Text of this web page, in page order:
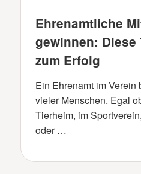
Ehrenamtliche
gewinnen:
zum Erfolg
Ein Ehrenamt im Verein
vieler Menschen. Egal
Tierheim, im
oder …